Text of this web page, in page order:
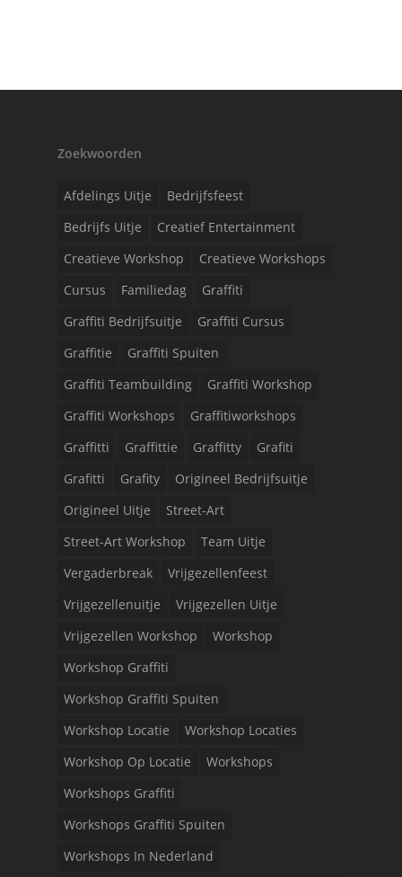
Zoekwoorden
Afdelings Uitje
Bedrijfsfeest
Bedrijfs Uitje
Creatief Entertainment
Creatieve Workshop
Creatieve Workshops
Cursus
Familiedag
Graffiti
Graffiti Bedrijfsuitje
Graffiti Cursus
Graffitie
Graffiti Spuiten
Graffiti Teambuilding
Graffiti Workshop
Graffiti Workshops
Graffitiworkshops
Graffitti
Graffittie Graffitty
Grafiti
Grafitti
Grafity
Origineel Bedrijfsuitje
Origineel Uitje
Street-Art
Street-Art Workshop
Team Uitje
Vergaderbreak
Vrijgezellenfeest
Vrijgezellenuitje
Vrijgezellen Uitje
Vrijgezellen Workshop
Workshop
Workshop Graffiti
Workshop Graffiti Spuiten
Workshop Locatie
Workshop Locaties
Workshop Op Locatie
Workshops
Workshops Graffiti
Workshops Graffiti Spuiten
Workshops In Nederland